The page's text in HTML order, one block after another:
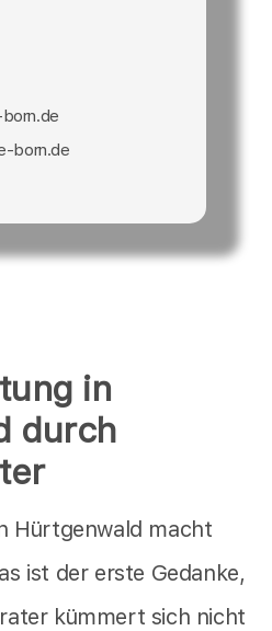
in
durch
Hürtgenwald macht
ist der erste Gedanke,
kümmert sich nicht
born.de